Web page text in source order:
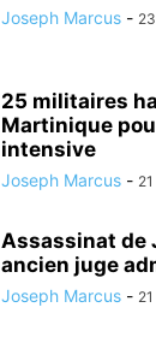
Joseph Marcus -
25 militaires
Martinique
intensive
Joseph Marcus -
Assassinat de
ancien juge
Joseph Marcus -